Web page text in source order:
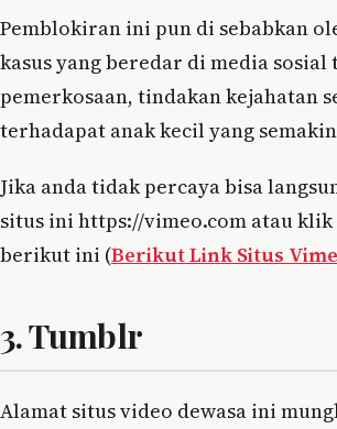
Pemblokiran ini pun di sebabkan
kasus yang beredar di media sosial
pemerkosaan, tindakan kejahatan
terhadapat anak kecil yang
Jika anda tidak percaya bisa
situs ini https://vimeo.com atau
berikut ini (Berikut Link Situs
3. Tumblr
Alamat situs video dewasa ini